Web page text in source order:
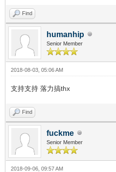
Find
humanhip
Senior Member
2018-08-03, 05:06 AM
支持支持 落力搞thx
Find
fuckme
Senior Member
2018-09-06, 09:57 AM